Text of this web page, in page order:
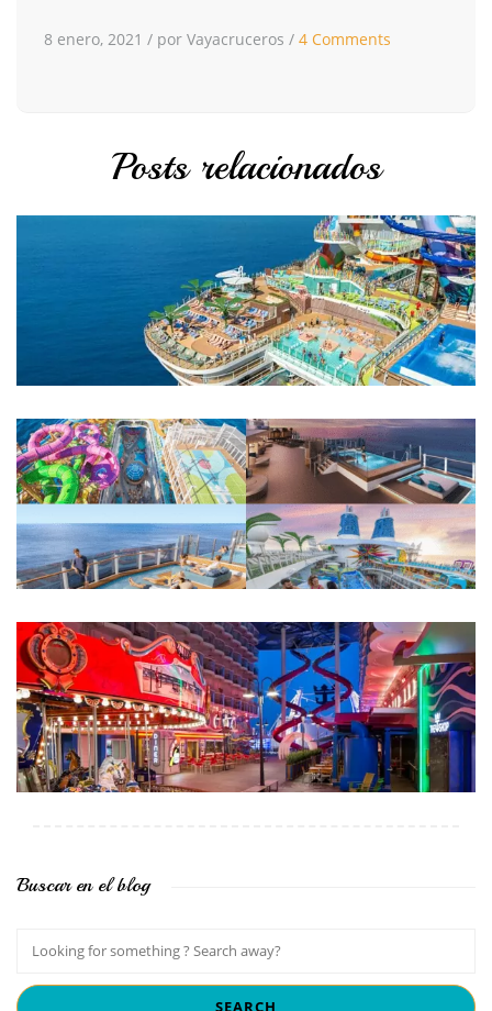
8 enero, 2021 / por Vayacruceros / 4 Comments
Posts relacionados
Buscar en el blog